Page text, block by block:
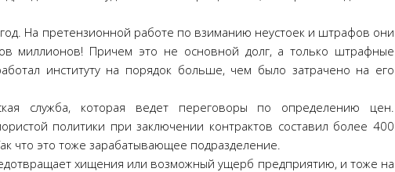
На претензионной работе по взиманию неустоек и штрафов они
миллионов! Причем это не основной долг, а только штрафные
институту на порядок больше, чем было затрачено на его
служба, которая ведет переговоры по определению цен.
политики при заключении контрактов составил более 400
что это тоже зарабатывающее подразделение.
хищения или возможный ущерб предприятию, и тоже на